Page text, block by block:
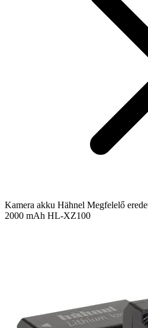
Kamera akku Hähnel Megfelelő
2000 mAh HL-XZ100